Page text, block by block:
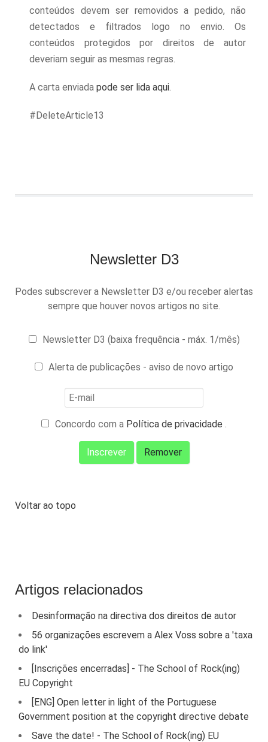
conteúdos devem ser removidos a pedido, não
detectados e filtrados logo no envio. Os
conteúdos protegidos por direitos de autor
deveriam seguir as mesmas regras.
A carta enviada pode ser lida aqui
#DeleteArticle13
Newsletter D3
Podes subscrever a Newsletter D3 e/ou receber alertas
sempre que houver novos artigos no site.
Newsletter D3 (baixa frequência - máx. 1/mês)
Alerta de publicações - aviso de novo artigo
Concordo com a Política de privacidade
Voltar ao topo
Artigos relacionados
Desinformação na directiva dos direitos de autor
56 organizações escrevem a Alex Voss sobre a 'taxa
do link'
[Inscrições encerradas] - The School of Rock(ing)
EU Copyright
[ENG] Open letter in light of the Portuguese
Government position at the copyright directive debate
Save the date! - The School of Rock(ing) EU